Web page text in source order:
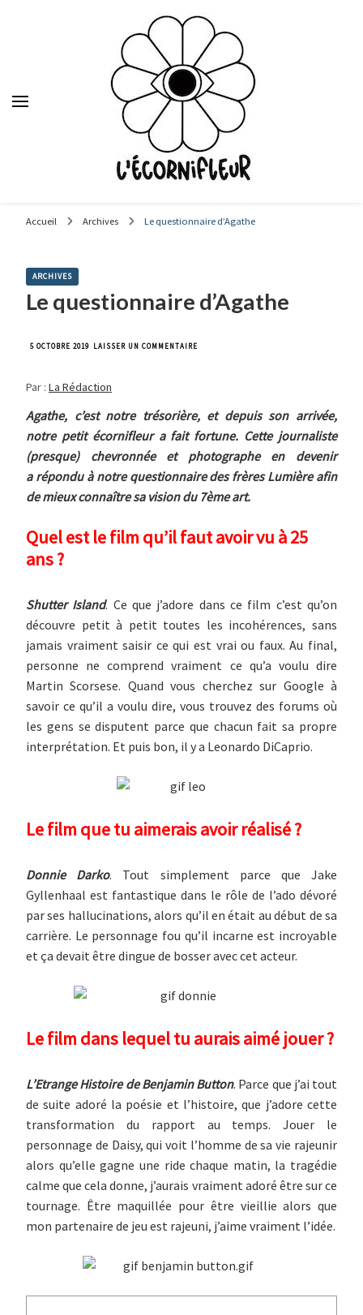
depuis 1992.
Accueil Archives Le questionnaire d’Agathe
ARCHIVES
Le questionnaire d’Agathe
5 OCTOBRE 2019 LAISSER UN COMMENTAIRE
Par : La Rédaction
Agathe, c’est notre trésorière, et depuis son arrivée,
notre petit écornifleur a fait fortune. Cette journaliste
(presque) chevronnée et photographe en devenir
a répondu à notre questionnaire des frères Lumière afin
de mieux connaître sa vision du 7ème art.
Quel est le film qu’il faut avoir vu à 25
ans ?
Shutter Island. Ce que j’adore dans ce film c’est qu’on
découvre petit à petit toutes les incohérences, sans
jamais vraiment saisir ce qui est vrai ou faux. Au final,
personne ne comprend vraiment ce qu’a voulu dire
Martin Scorsese. Quand vous cherchez sur Google à
savoir ce qu’il a voulu dire, vous trouvez des forums où
les gens se disputent parce que chacun fait sa propre
interprétation. Et puis bon, il y a Leonardo DiCaprio.
Le film que tu aimerais avoir réalisé ?
Donnie Darko. Tout simplement parce que Jake
Gyllenhaal est fantastique dans le rôle de l’ado dévoré
par ses hallucinations, alors qu’il en était au début de sa
carrière. Le personnage fou qu’il incarne est incroyable
et ça devait être dingue de bosser avec cet acteur.
Le film dans lequel tu aurais aimé jouer ?
L’Etrange Histoire de Benjamin Button. Parce que j’ai tout
de suite adoré la poésie et l’histoire, que j’adore cette
transformation du rapport au temps. Jouer le
personnage de Daisy, qui voit l’homme de sa vie rajeunir
alors qu’elle gagne une ride chaque matin, la tragédie
calme que cela donne, j’aurais vraiment adoré être sur ce
tournage. Être maquillée pour être vieillie alors que
mon partenaire de jeu est rajeuni, j’aime vraiment l’idée.